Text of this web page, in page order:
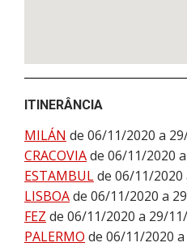
ITINERÂNCIA
MILÁN de 06/11/2020 a
CRACOVIAde 06/11/2020
ESTAMBULde 06/11/
LISBOAde 06/11/2020 a
FEZ de 06/11/2020 a 29/
PALERMO de 06/11/2020